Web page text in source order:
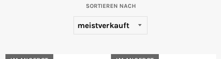
SORTIEREN NACH